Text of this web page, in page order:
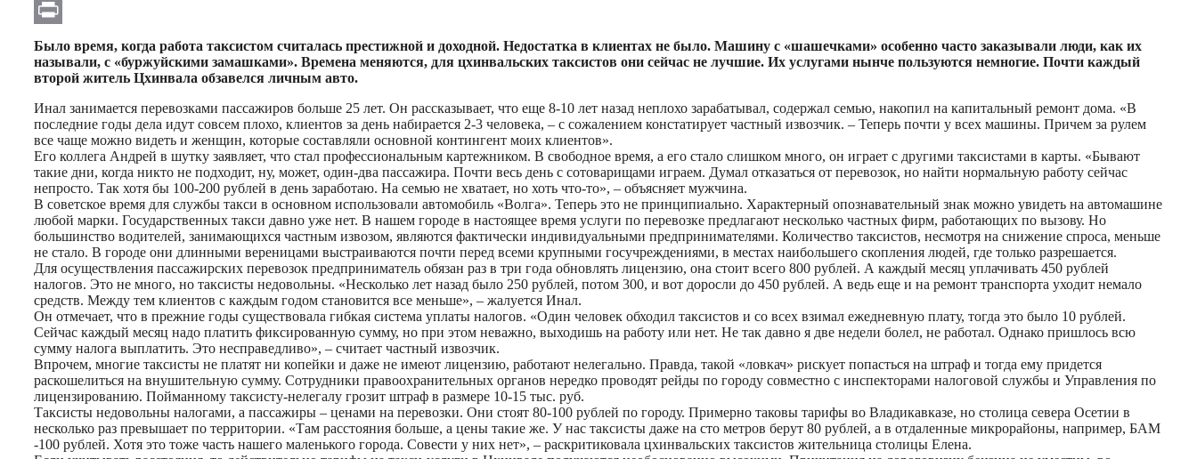
Email
Print
Было время, когда работа таксистом считалась престижной и доходной. Недостатка в клиентах не было. Машину с «шашечками» особенно часто заказывали люди, как их
называли, с «буржуйскими замашками». Времена меняются, для цхинвальских таксистов они сейчас не лучшие. Их услугами нынче пользуются немногие. Почти каждый
второй житель Цхинвала обзавелся личным авто.
Инал занимается перевозками пассажиров больше 25 лет. Он рассказывает, что еще 8-10 лет назад неплохо зарабатывал, содержал семью, накопил на капитальный ремонт дома. «В
последние годы дела идут совсем плохо, клиентов за день набирается 2-3 человека, – с сожалением констатирует частный извозчик. – Теперь почти у всех машины. Причем за рулем
все чаще можно видеть и женщин, которые составляли основной контингент моих клиентов».
Его коллега Андрей в шутку заявляет, что стал профессиональным картежником. В свободное время, а его стало слишком много, он играет с другими таксистами в карты. «Бывают
такие дни, когда никто не подходит, ну, может, один-два пассажира. Почти весь день с сотоварищами играем. Думал отказаться от перевозок, но найти нормальную работу сейчас
непросто. Так хотя бы 100-200 рублей в день заработаю. На семью не хватает, но хоть что-то», – объясняет мужчина.
В советское время для службы такси в основном использовали автомобиль «Волга». Теперь это не принципиально. Характерный опознавательный знак можно увидеть на автомашине
любой марки. Государственных такси давно уже нет. В нашем городе в настоящее время услуги по перевозке предлагают несколько частных фирм, работающих по вызову. Но
большинство водителей, занимающихся частным извозом, являются фактически индивидуальными предпринимателями. Количество таксистов, несмотря на снижение спроса, меньше
не стало. В городе они длинными вереницами выстраиваются почти перед всеми крупными госучреждениями, в местах наибольшего скопления людей, где только разрешается.
Для осуществления пассажирских перевозок предприниматель обязан раз в три года обновлять лицензию, она стоит всего 800 рублей. А каждый месяц уплачивать 450 рублей
налогов. Это не много, но таксисты недовольны. «Несколько лет назад было 250 рублей, потом 300, и вот доросли до 450 рублей. А ведь еще и на ремонт транспорта уходит немало
средств. Между тем клиентов с каждым годом становится все меньше», – жалуется Инал.
Он отмечает, что в прежние годы существовала гибкая система уплаты налогов. «Один человек обходил таксистов и со всех взимал ежедневную плату, тогда это было 10 рублей.
Сейчас каждый месяц надо платить фиксированную сумму, но при этом неважно, выходишь на работу или нет. Не так давно я две недели болел, не работал. Однако пришлось всю
сумму налога выплатить. Это несправедливо», – считает частный извозчик.
Впрочем, многие таксисты не платят ни копейки и даже не имеют лицензию, работают нелегально. Правда, такой «ловкач» рискует попасться на штраф и тогда ему придется
раскошелиться на внушительную сумму. Сотрудники правоохранительных органов нередко проводят рейды по городу совместно с инспекторами налоговой службы и Управления по
лицензированию. Пойманному таксисту-нелегалу грозит штраф в размере 10-15 тыс. руб.
Таксисты недовольны налогами, а пассажиры – ценами на перевозки. Они стоят 80-100 рублей по городу. Примерно таковы тарифы во Владикавказе, но столица севера Осетии в
несколько раз превышает по территории. «Там расстояния больше, а цены такие же. У нас таксисты даже на сто метров берут 80 рублей, а в отдаленные микрорайоны, например, БАМ
-100 рублей. Хотя это тоже часть нашего маленького города. Совести у них нет», – раскритиковала цхинвальских таксистов жительница столицы Елена.